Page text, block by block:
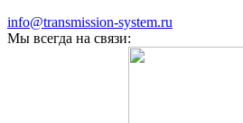
info@transmission-system.ru
Мы всегда на связи: